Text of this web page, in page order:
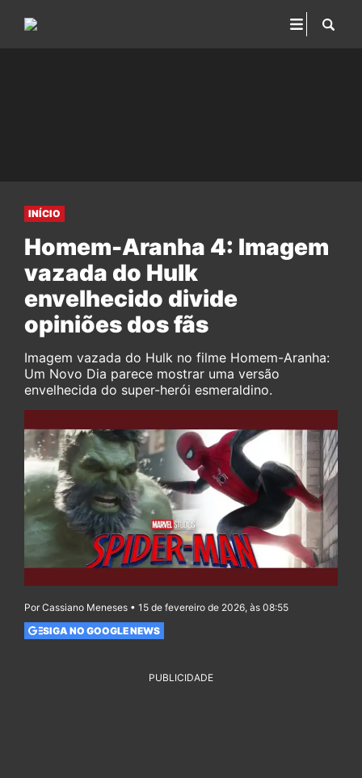
INÍCIO
Homem-Aranha 4: Imagem
vazada do Hulk
envelhecido divide
opiniões dos fãs
Imagem vazada do Hulk no filme Homem-Aranha:
Um Novo Dia parece mostrar uma versão
envelhecida do super-herói esmeraldino.
Por Cassiano Meneses • 15 de fevereiro de 2026, às 08:55
SIGA NO GOOGLE NEWS
PUBLICIDADE